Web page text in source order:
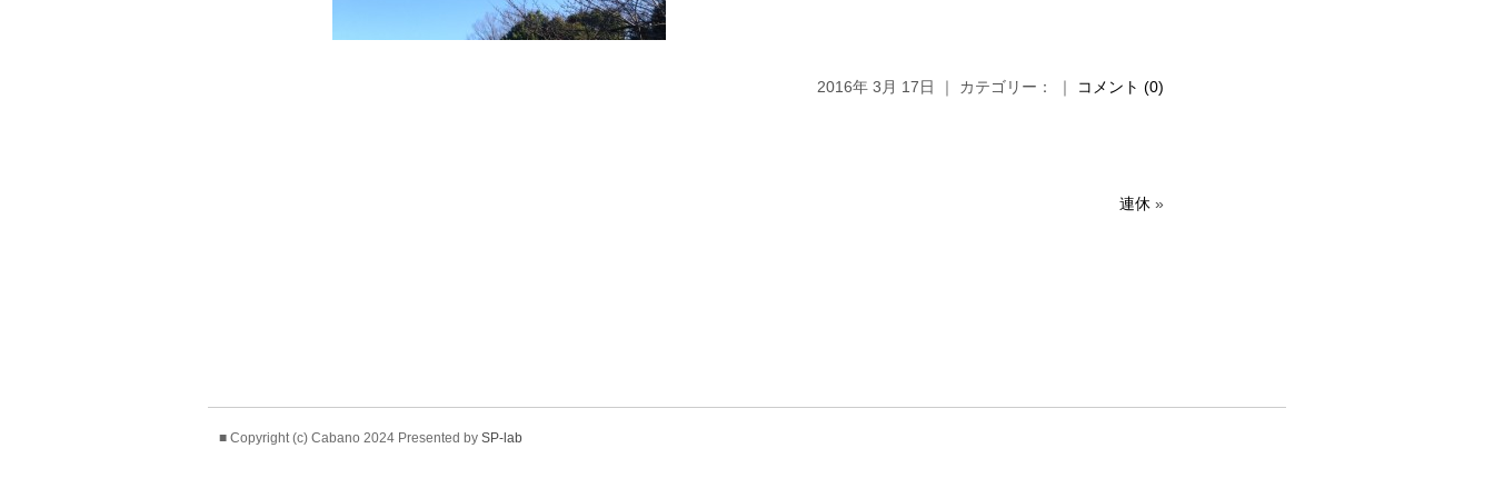
2016年 3月 17日 ｜ カテゴリー： ｜ コメント (0)
連休 »
■ Copyright (c) Cabano 2024 Presented by SP-lab